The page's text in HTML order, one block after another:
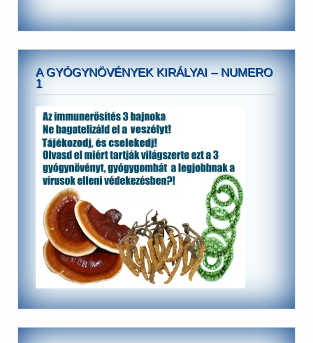
A GYÓGYNÖVÉNYEK KIRÁLYAI – NUMERO
1